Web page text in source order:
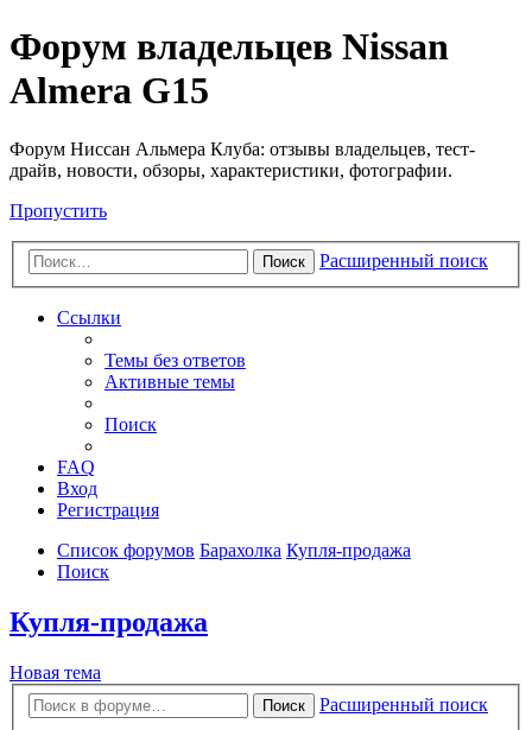
Форум владельцев Nissan
Almera G15
Форум Ниссан Альмера Клуба: отзывы владельцев, тест-
драйв, новости, обзоры, характеристики, фотографии.
Пропустить
Поиск Расширенный поиск
Ссылки
Темы без ответов
Активные темы
Поиск
FAQ
Вход
Регистрация
Список форумов Барахолка Купля-продажа
Поиск
Купля-продажа
Новая тема
Поиск
Расширенный поиск